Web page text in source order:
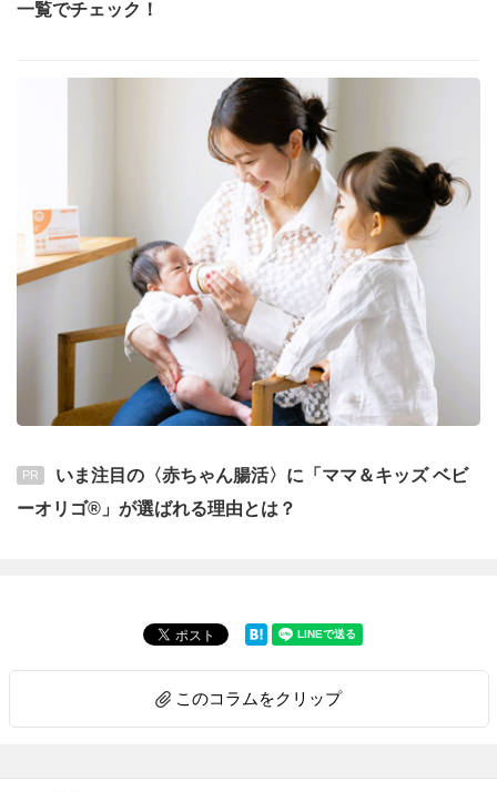
一覧でチェック！
PR
いま注目の〈赤ちゃん腸活〉に「ママ＆キッズ ベビ
ーオリゴ®」が選ばれる理由とは？
このコラムをクリップ